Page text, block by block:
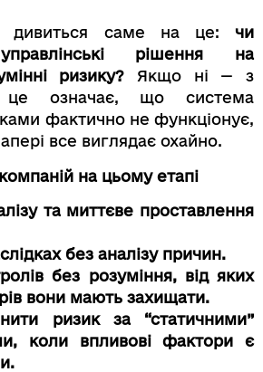
дивиться саме на це: чи
рішення на
ризику? Якщо ні — з
означає, що система
фактично не функціонує,
все виглядає охайно.
на цьому етапі
та миттєве проставлення
без аналізу причин.
без розуміння, від яких
вони мають захищати.
ризик за “статичними”
коли впливові фактори є